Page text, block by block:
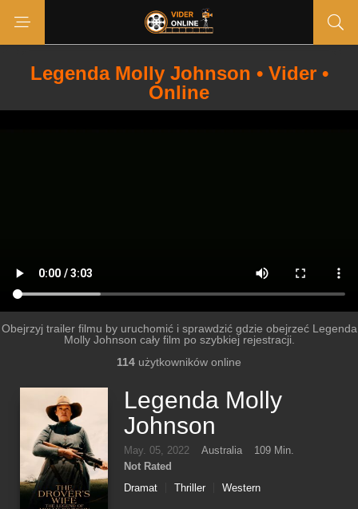
Legenda Molly Johnson • Vider •
Online
Obejrzyj trailer filmu by uruchomić i sprawdzić gdzie obejrzeć Legenda
Molly Johnson cały film po szybkiej rejestracji.
114 użytkowników online
Legenda Molly
Johnson
May. 05, 2022 Australia
109 Min.
Not Rated
Dramat
Thriller Western